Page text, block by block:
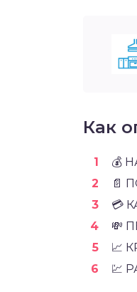
Как
💰
📄
💳
💸
📈
💹